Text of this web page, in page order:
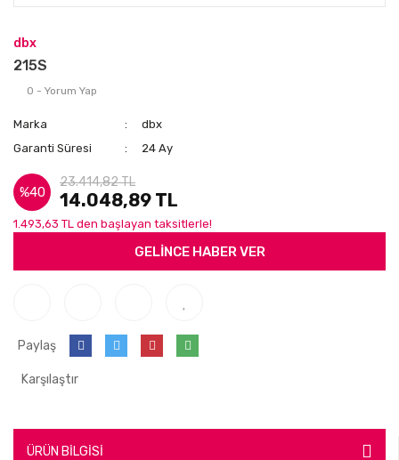
dbx
215S
0 - Yorum Yap
Marka
dbx
Garanti Süresi
24 Ay
%40
23.414,82 TL
14.048,89 TL
1.493,63 TL den başlayan taksitlerle!
GELİNCE HABER VER
Paylaş
Karşılaştır
ÜRÜN BİLGİSİ